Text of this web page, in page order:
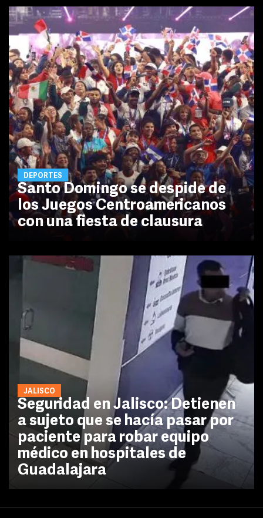
DEPORTES
Santo Domingo se despide de
los Juegos Centroamericanos
con una fiesta de clausura
JALISCO
Seguridad en Jalisco: Detienen
a sujeto que se hacía pasar por
paciente para robar equipo
médico en hospitales de
Guadalajara